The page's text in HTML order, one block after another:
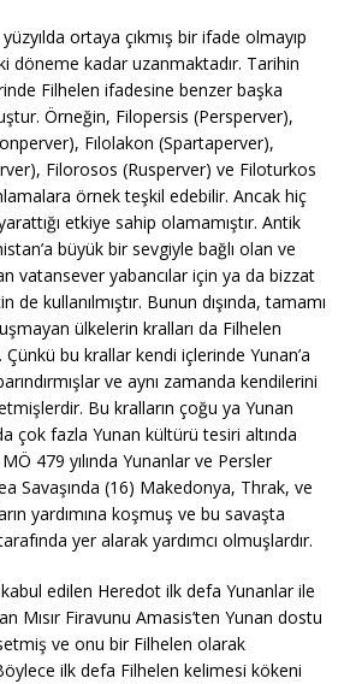
ortaya çıkmış bir ifade olmayıp
döneme kadar uzanmaktadır. Tarihin
Filhelen ifadesine benzer başka
Örneğin, Filopersis (Persperver),
Fılolakon (Spartaperver),
Filorosos (Rusperver) ve Filoturkos
örnek teşkil edebilir. Ancak hiç
etkiye sahip olamamıştır. Antik
büyük bir sevgiyle bağlı olan ve
vatansever yabancılar için ya da bizzat
de kullanılmıştır. Bunun dışında, tamamı
ülkelerin kralları da Filhelen
Çünkü bu krallar kendi içlerinde Yunan’a
ve aynı zamanda kendilerini
Bu kralların çoğu ya Yunan
çok fazla Yunan kültürü tesiri altında
479 yılında Yunanlar ve Persler
Savaşında (16) Makedonya, Thrak, ve
yardımına koşmuş ve bu savaşta
yer alarak yardımcı olmuşlardır.
edilen Heredot ilk defa Yunanlar ile
Mısır Firavunu Amasis’ten Yunan dostu
ve onu bir Filhelen olarak
ilk defa Filhelen kelimesi kökeni